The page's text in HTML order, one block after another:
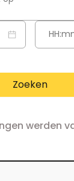
Zoeken
werden